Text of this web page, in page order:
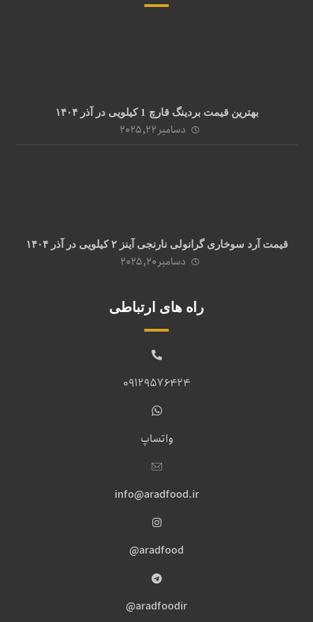
بهترین قیمت بردینگ قارچ 1 کیلویی در آذر ۱۴۰۴
دسامبر ۲۲, ۲۰۲۵
قیمت آرد سوخاری گرانولی نارنجی آینز ۲ کیلویی در آذر ۱۴۰۴
دسامبر ۲۰, ۲۰۲۵
راه های ارتباطی
09129576424
واتساپ
info@aradfood.ir
aradfood@
aradfoodir@